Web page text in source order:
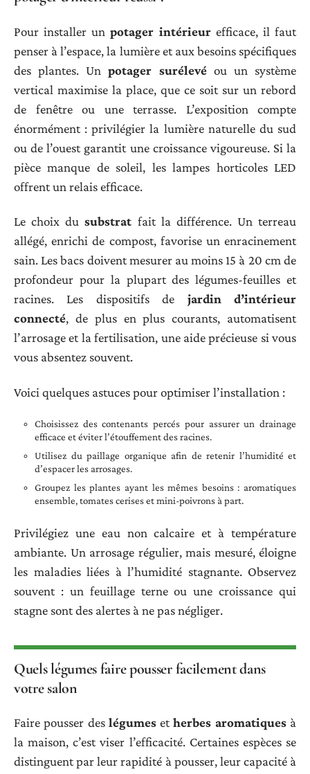
Pour installer unpotager intérieurefficace, il faut
penser à l’espace, la lumière et aux besoins spécifiques
des plantes. Unpotager surélevéou un système
vertical maximise la place, que ce soit sur un rebord
de fenêtre ou une terrasse. L’exposition compte
énormément : privilégier la lumière naturelle du sud
ou de l’ouest garantit une croissance vigoureuse. Si la
pièce manque de soleil, les lampes horticoles LED
offrent un relais efficace.
Le choix dusubstrat fait la différence. Un terreau
allégé, enrichi de compost, favorise un enracinement
sain. Les bacs doivent mesurer au moins 15 à 20 cm de
profondeur pour la plupart des légumes-feuilles et
racines. Les dispositifs de jardin d’intérieur
connecté, de plus en plus courants, automatisent
l’arrosage et la fertilisation, une aide précieuse si vous
vous absentez souvent.
Voici quelques astuces pour optimiser l’installation :
Choisissez des contenants percés pour assurer un drainage
efficace et éviter l’étouffement des racines.
Utilisez du paillage organique afin de retenir l’humidité et
d’espacer les arrosages.
Groupez les plantes ayant les mêmes besoins : aromatiques
ensemble, tomates cerises et mini-poivrons à part.
Privilégiez une eau non calcaire et à température
ambiante. Un arrosage régulier, mais mesuré, éloigne
les maladies liées à l’humidité stagnante. Observez
souvent : un feuillage terne ou une croissance qui
stagne sont des alertes à ne pas négliger.
Quels légumes faire pousser facilement dans
votre salon
Faire pousser des légumesetherbes aromatiquesà
la maison, c’est viser l’efficacité. Certaines espèces se
distinguent par leur rapidité à pousser, leur capacité à